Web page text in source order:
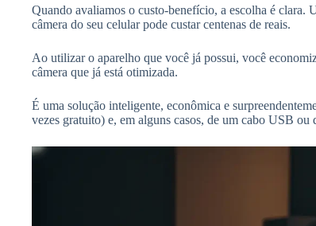
Quando avaliamos o custo-benefício, a escolha é clara.
câmera do seu celular pode custar centenas de reais.
Ao utilizar o aparelho que você já possui, você
câmera que já está otimizada.
É uma solução inteligente, econômica e
vezes gratuito) e, em alguns casos, de um cabo USB ou